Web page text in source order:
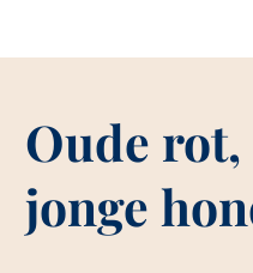
Oude rot,
jonge